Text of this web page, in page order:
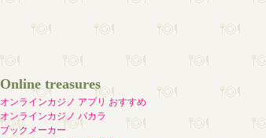
Online treasures
オンラインカジノ アプリ おすすめ
オンラインカジノ バカラ
ブックメーカー